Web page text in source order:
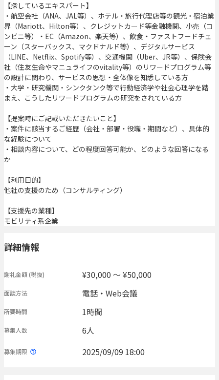
【探しているエキスパート】
・航空会社（ANA、JAL等）、ホテル・旅行代理店等の観光・宿泊業
界（Mariott、Hilton等）、クレジットカード等金融機関、小売（コ
ンビニ等）・EC（Amazon、楽天等）、飲食・ファストフードチェ
ーン（スターバックス、マクドナルド等）、デジタルサービス
（LINE、Netflix、Spotify等）、交通機関（Uber、JR等）、保険会
社（住友生命やマニュライフのvitality等）のリワードプログラム等
の設計に関わり、サービスの思想・全体像を知悉している方
・大学・研究機関・シンクタンク等で行動経済学や社会心理学を踏
まえ、こうしたリワードプログラムの研究をされている方
【提案時にご記載いただきたいこと】
・案件に該当するご経歴（会社・部署・役職・期間など）、具体的
な経験について
・相談内容について、どの程度回答可能か、どのような回答になる
か
【利用目的】
他社の支援のため（コンサルティング）
【支援先の業種】
モビリティ系企業
詳細情報
謝礼金額(税抜) ¥30,000 〜 ¥50,000
面談方法 電話・Web会議
所要時間 1時間
募集人数 6人
募集期限 2025/09/09 18:00